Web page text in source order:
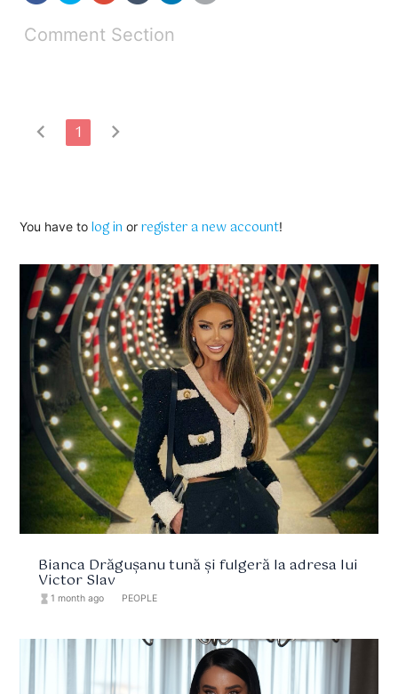
Comment Section
chevron_left 1 chevron_right
You have tolog in orregister a new account!
Bianca Drăgușanu tună și fulgeră la adresa lui
Victor Slav
hourglass_full 1 month ago PEOPLE